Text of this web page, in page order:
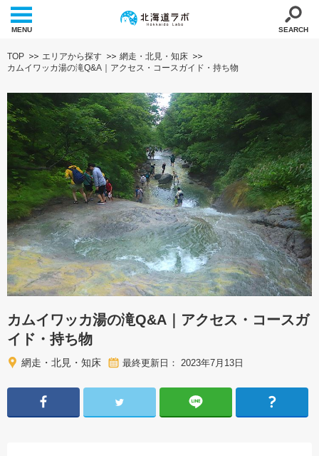
MENU SEARCH
TOP エリアから探す
網走・北見・知床
カムイワッカ湯の滝Q&A｜アクセス・コースガイド・持ち物
カムイワッカ湯の滝Q&A｜アクセス・コースガ
イド・持ち物
網走・北見・知床 最終更新日： 2023年7月13日